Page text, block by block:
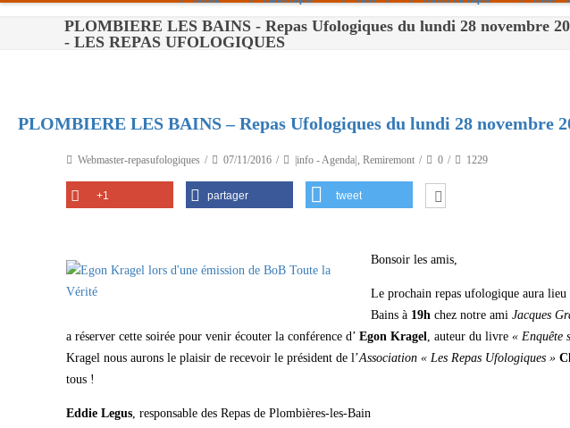
Paris
Montpellier
Nantes
Tours
Politique
PLOMBIERE LES BAINS - Repas Ufologiques du lundi 28 novembre
- LES REPAS UFOLOGIQUES
PLOMBIERE LES BAINS – Repas Ufologiques du lundi 28 novembre
Webmaster-repasufologiques 07/11/2016 |info - Agenda| , Remiremont 0 1229
+1 partager tweet
Bonsoir les amis,
Le prochain repas ufologique aura lieu
Bains à 19h chez notre ami Jacques
a réserver cette soirée pour venir écouter la conférence d’ Egon Kragel, auteur du livre « Enquête
Kragel nous aurons le plaisir de recevoir le président de l’Association « Les Repas Ufologiques »
tous !
Eddie Legus, responsable des Repas de Plombières-les-Bain